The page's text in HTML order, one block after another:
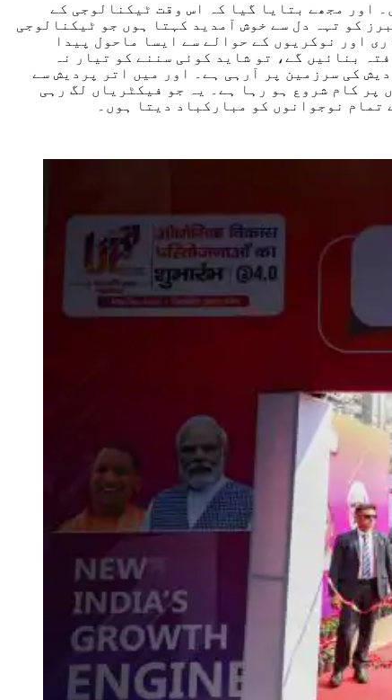
اور مجھے بتایا گیا کہ اس وقت ٹیکنالوجی کے
ممبرز کو تہہ دل سے خوش آمدید کہتا ہوں جو ٹیکنالوجی
بھی سرمایہ کاری اور نوکریوں کے حوالے سے ایسا ماحول پیدا
بنائیں گے، تو شاید کوئی سننے کو تیار نہ
کی سرزمین پر آرہی ہے۔ اور میں اتر پردیش سے
پر کام شروع ہو رہا ہے۔ یہ جو فیکٹریاں لگ رہی
نوجوانوں کو مبارکباد دیتا ہوں۔